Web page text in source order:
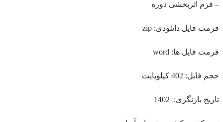
– فرم اثربخشی دوره
فرمت فایل دانلودی: zip
فرمت فایل ها: word
حجم فایل: 402 کیلوبایت
تاریخ بازنگری: 1402